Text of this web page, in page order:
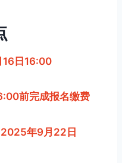
日16:00
前完成报名缴费
年9月22日